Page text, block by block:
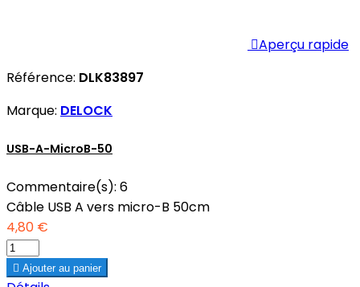
Aperçu rapide
Référence: DLK83897
Marque: DELOCK
USB-A-MicroB-50
Commentaire(s): 6
Câble USB A vers micro-B 50cm
4,80 €
 Ajouter au panier